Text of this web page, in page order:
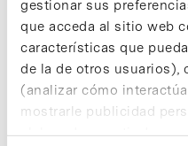
gestionar sus
que acceda al sitio web
características que
de la de otros usuarios),
(analizar cómo
mostrarle publicidad
elaborado a partir de
país.
» Para más información: